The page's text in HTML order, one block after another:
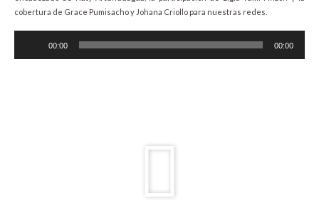
cobertura de Grace Pumisacho y Johana Criollo para nuestras redes.
Player
00:00 00:00